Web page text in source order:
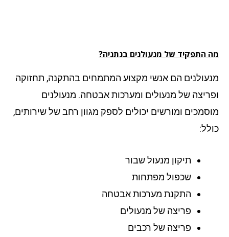
התפקיד של מנעולנים בנתניה?
הם אנשי מקצוע המתמחים בהתקנה, תחזוקה
של מנעולים ומערכות אבטחה. מנעולנים
ומורשים יכולים לספק מגוון רחב של שירותים,
תיקון מנעול שבור
שכפול מפתחות
התקנת מערכות אבטחה
פריצה של מנעולים
פריצה של רכבים